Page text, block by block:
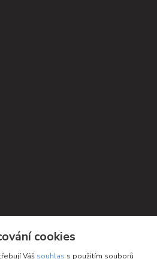
cookies
Váš souhlas s použitím souborů